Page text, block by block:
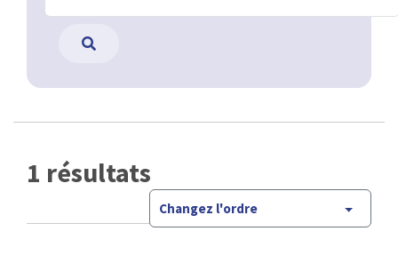
1 résultats
Changez l'ordre